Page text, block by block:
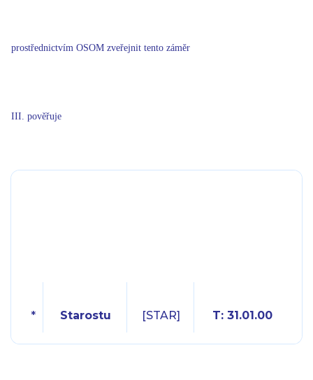
prostřednictvím OSOM zveřejnit tento záměr
III. pověřuje
* Starostu [STAR] T: 31.01.00